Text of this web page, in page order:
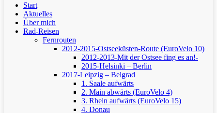
Start
Aktuelles
Über mich
Rad-Reisen
Fernrouten
2012-2015-Ostseeküsten-Route (EuroVelo 10)
2012-2013-Mit der Ostsee fing es an!-
2015-Helsinki – Berlin
2017-Leipzig – Belgrad
1. Saale aufwärts
2. Main abwärts (EuroVelo 4)
3. Rhein aufwärts (EuroVelo 15)
4. Donau